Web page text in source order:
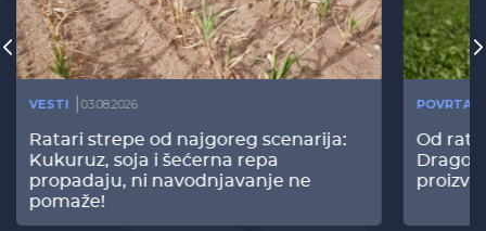
VESTI 03.08.2026
Ratari strepe od najgoreg scenarija:
Kukuruz, soja i šećerna repa
propadaju, ni navodnjavanje ne
pomaže!
Od